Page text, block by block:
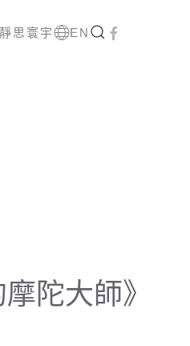
靜思寰宇 EN
陀大師》